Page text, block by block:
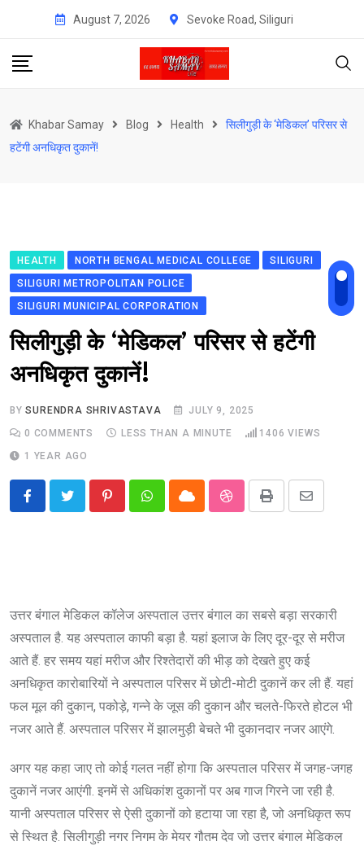
content
August 7, 2026 Sevoke Road, Siliguri
Khabar Samay Blog Health
सिलीगुड़ी के ‘मेडिकल’ परिसर से
हटेंगी अनधिकृत दुकानें!
HEALTH NORTH BENGAL MEDICAL COLLEGE
SILIGURI
SILIGURI METROPOLITAN POLICE
SILIGURI MUNICIPAL CORPORATION
सिलीगुड़ी के ‘मेडिकल’ परिसर से हटेंगी
अनधिकृत दुकानें!
BYSURENDRA SHRIVASTAVA
JULY 9, 2025
0 COMMENTS LESS THAN A MINUTE 1406 VIEWS
1 YEAR AGO
PinterestWhatsappCloud StumbleUpon
Print
Share
उत्तर बंगाल मेडिकल कॉलेज अस्पताल उत्तर बंगाल का सबसे बड़ा सरकारी
अस्पताल है. यह अस्पताल काफी बड़ा है. यहां इलाज के लिए दूर-दूर से मरीज
आते हैं. हर समय यहां मरीज और रिश्तेदारों की भीड़ को देखते हुए कई
अनधिकृत कारोबारियों ने अस्पताल परिसर में छोटी-मोटी दुकानें कर ली हैं. यहां
फल मूल की दुकान, पकोड़े, गन्ने के जूस की दुकान और चलते-फिरते होटल भी
नजर आते हैं. अस्पताल परिसर में झालमुड़ी बेचते भी दुकानदार नजर आएंगे.
अगर यह कहा जाए तो कोई गलत नहीं होगा कि अस्पताल परिसर में जगह-जगह
दुकानें नजर आएंगी. इनमें से अधिकांश दुकानों पर अब गाज गिरने जा रही है.
यानी अस्पताल परिसर से ऐसी दुकानों को हटाया जा रहा है, जो अनधिकृत रूप
से स्थित है. सिलीगुड़ी नगर निगम के मेयर गौतम देव जो उत्तर बंगाल मेडिकल